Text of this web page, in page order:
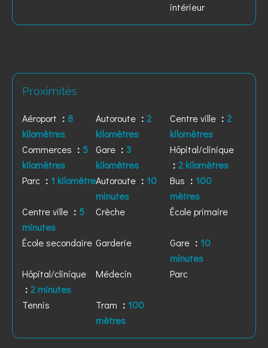
intérieur
Proximités
Aéroport
8
kilomètres
Autoroute
2
kilomètres
Centre ville
2
kilomètres
Commerces
5
kilomètres
Gare
3
kilomètres
Hôpital/clinique
2 kilomètres
Parc
1 kilomètreAutoroute
10
minutes
Bus
100
mètres
Centre ville
5
minutes
Crèche École primaire
École secondaire Garderie Gare
10
minutes
Hôpital/clinique
2 minutes
Médecin Parc
Tennis Tram
100
mètres